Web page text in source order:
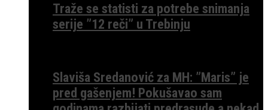
Traže se statisti za potrebe snimanja
serije ”12 reči” u Trebinju
Slaviša Sredanović za MH: ”Maris” je
pred gašenjem! Pokušavao sam